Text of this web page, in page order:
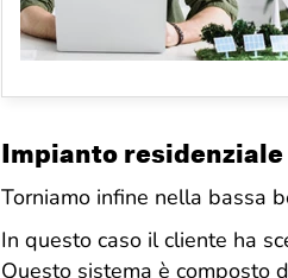
Impianto
Torniamo infine nella bassa
In questo caso il cliente ha
Questo sistema è composto